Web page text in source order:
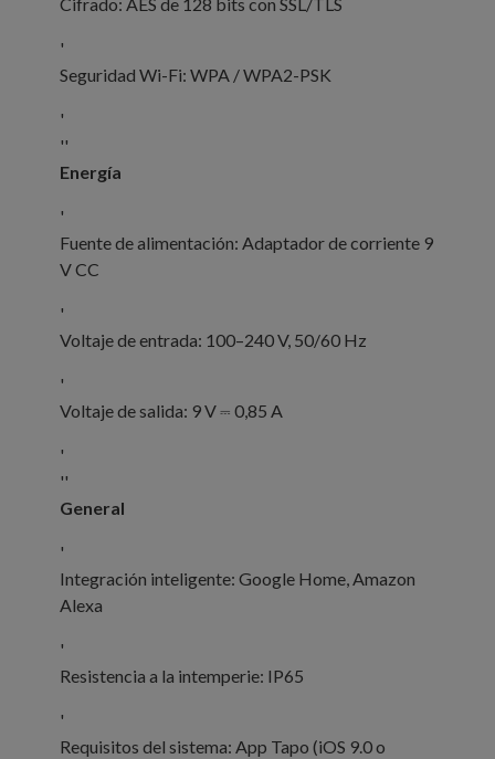
'
Seguridad Wi-Fi: WPA / WPA2-PSK
'
''
Energía
'
Fuente de alimentación: Adaptador de corriente 9
V CC
'
Voltaje de entrada: 100–240 V, 50/60 Hz
'
Voltaje de salida: 9 V ⎓ 0,85 A
'
''
General
'
Integración inteligente: Google Home, Amazon
Alexa
'
Resistencia a la intemperie: IP65
'
Requisitos del sistema: App Tapo (iOS 9.0 o